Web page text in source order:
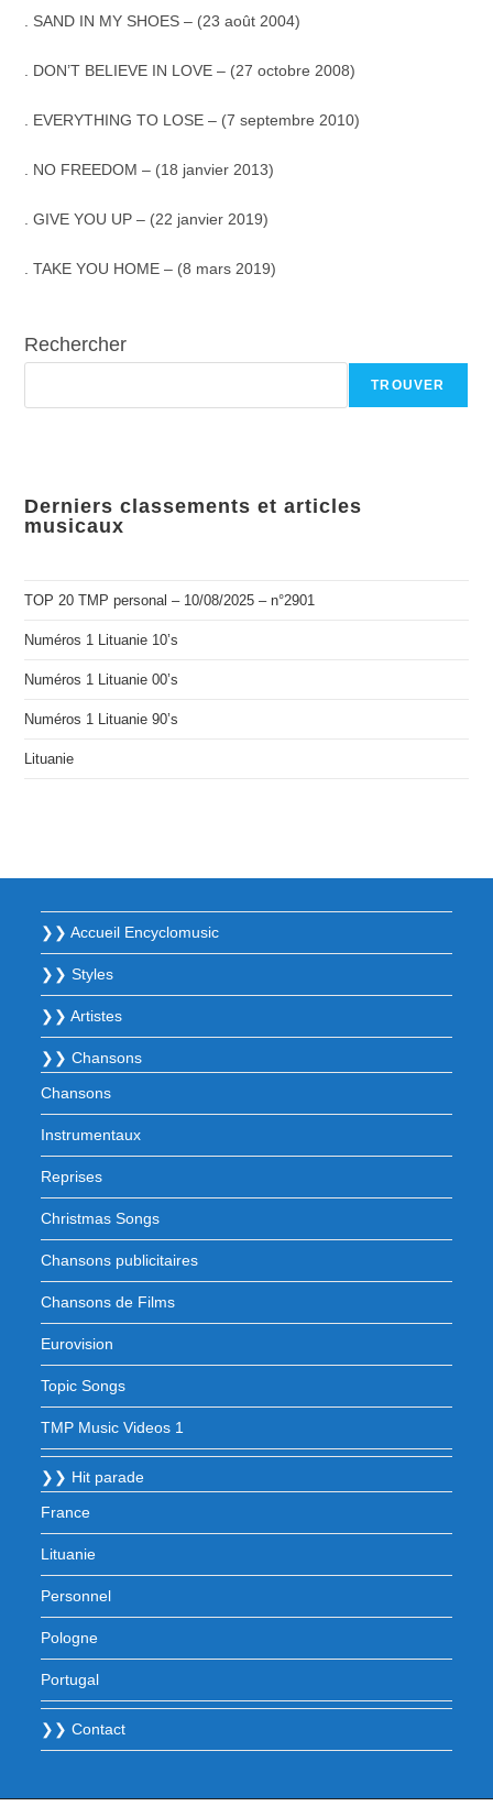
. SAND IN MY SHOES – (23 août 2004)
. DON’T BELIEVE IN LOVE – (27 octobre 2008)
. EVERYTHING TO LOSE – (7 septembre 2010)
. NO FREEDOM – (18 janvier 2013)
. GIVE YOU UP – (22 janvier 2019)
. TAKE YOU HOME – (8 mars 2019)
Rechercher
TROUVER
Derniers classements et articles
musicaux
TOP 20 TMP personal – 10/08/2025 – n°2901
Numéros 1 Lituanie 10’s
Numéros 1 Lituanie 00’s
Numéros 1 Lituanie 90’s
Lituanie
❯❯ Accueil Encyclomusic
❯❯ Styles
❯❯ Artistes
❯❯ Chansons
Chansons
Instrumentaux
Reprises
Christmas Songs
Chansons publicitaires
Chansons de Films
Eurovision
Topic Songs
TMP Music Videos 1
❯❯ Hit parade
France
Lituanie
Personnel
Pologne
Portugal
❯❯ Contact